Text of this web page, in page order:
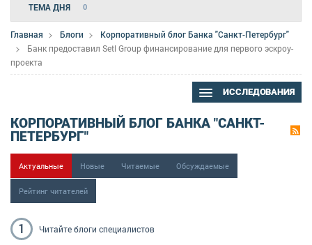
ТЕМА ДНЯ 0
Главная Блоги
Корпоративный блог Банка "Санкт-Петербург"
Банк предоставил Setl Group финансирование для первого эскроу-
проекта
ИССЛЕДОВАНИЯ
КОРПОРАТИВНЫЙ БЛОГ БАНКА "САНКТ-
ПЕТЕРБУРГ"
Актуальные Новые Читаемые Обсуждаемые
Рейтинг читателей
1 Читайте блоги специалистов